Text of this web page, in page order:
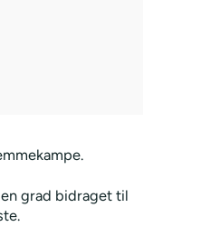
grad bidraget til